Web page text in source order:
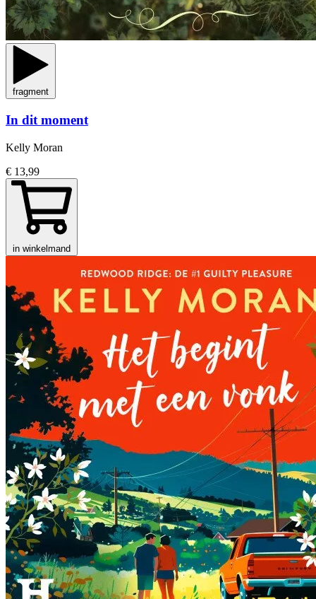
fragment
In dit moment
Kelly Moran
€ 13,99
in winkelmand